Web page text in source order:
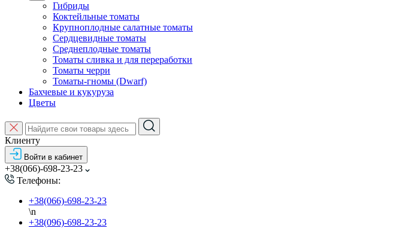
Гибриды
Коктейльные томаты
Крупноплодные салатные томаты
Сердцевидные томаты
Среднеплодные томаты
Томаты сливка и для переработки
Томаты черри
Томаты-гномы (Dwarf)
Бахчевые и кукуруза
Цветы
Клиенту
Войти в кабинет
+38(066)-698-23-23
Телефоны:
+38(066)-698-23-23
\n
+38(096)-698-23-23